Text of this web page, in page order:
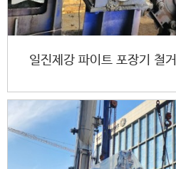
일진제강 파이트 포장기 철거